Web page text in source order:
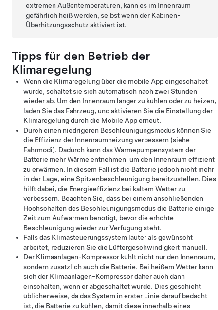
extremen Außentemperaturen, kann es im Innenraum
gefährlich heiß werden, selbst wenn der Kabinen-
Überhitzungsschutz aktiviert ist.
Tipps für den Betrieb der
Klimaregelung
Wenn die Klimaregelung über die mobile App eingeschaltet
wurde, schaltet sie sich automatisch nach zwei Stunden
wieder ab. Um den Innenraum länger zu kühlen oder zu heizen,
laden Sie das Fahrzeug, und aktivieren Sie die Einstellung der
Klimaregelung durch die Mobile App erneut.
Durch einen niedrigeren Beschleunigungsmodus können Sie
die Effizienz der Innenraumheizung verbessern (siehe
Fahrmodi). Dadurch kann das Wärmepumpensystem der
Batterie mehr Wärme entnehmen, um den Innenraum effizient
zu erwärmen. In diesem Fall ist die Batterie jedoch nicht mehr
in der Lage, eine Spitzenbeschleunigung bereitzustellen. Dies
hilft dabei, die Energieeffizienz bei kaltem Wetter zu
verbessern. Beachten Sie, dass bei einem anschließenden
Hochschalten des Beschleunigungsmodus die Batterie einige
Zeit zum Aufwärmen benötigt, bevor die erhöhte
Beschleunigung wieder zur Verfügung steht.
Falls das Klimasteuerungssystem lauter als gewünscht
arbeitet, reduzieren Sie die Lüftergeschwindigkeit manuell.
Der Klimaanlagen-Kompressor kühlt nicht nur den Innenraum,
sondern zusätzlich auch die Batterie. Bei heißem Wetter kann
sich der Klimaanlagen-Kompressor daher auch dann
einschalten, wenn er abgeschaltet wurde. Dies geschieht
üblicherweise, da das System in erster Linie darauf bedacht
ist, die Batterie zu kühlen, damit diese innerhalb eines